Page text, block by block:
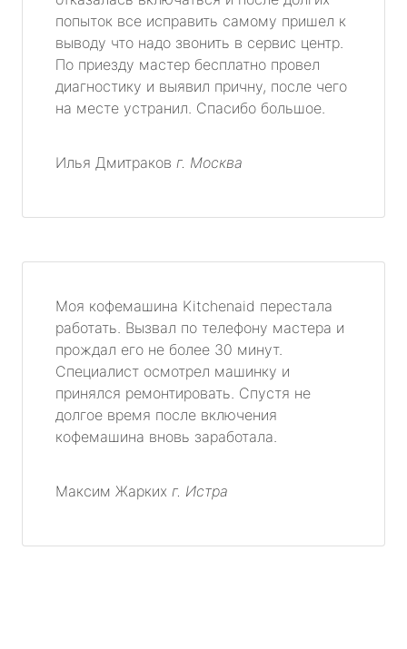
попыток все исправить самому пришел к
выводу что надо звонить в сервис центр.
По приезду мастер бесплатно провел
диагностику и выявил причну, после чего
на месте устранил. Спасибо большое.
Илья Дмитраков г. Москва
Моя кофемашина Kitchenaid перестала
работать. Вызвал по телефону мастера и
прождал его не более 30 минут.
Специалист осмотрел машинку и
принялся ремонтировать. Спустя не
долгое время после включения
кофемашина вновь заработала.
Максим Жарких г. Истра